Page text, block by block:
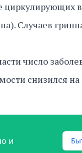
циркулирующих
Случаев
число
снизился на
и